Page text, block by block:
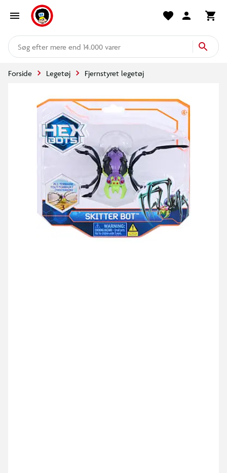
mere end 14.000 varer
Forside Legetøj Fjernstyret legetøj